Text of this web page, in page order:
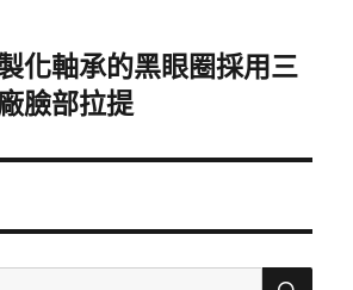
化軸承的黑眼圈採用三
臉部拉提
搜